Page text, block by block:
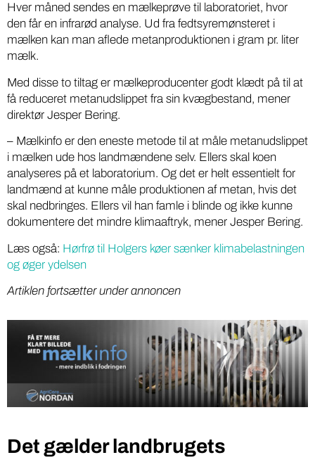
Hver måned sendes en mælkeprøve til laboratoriet, hvor
den får en infrarød analyse. Ud fra fedtsyremønsteret i
mælken kan man aflede metanproduktionen i gram pr. liter
mælk.
Med disse to tiltag er mælkeproducenter godt klædt på til at
få reduceret metanudslippet fra sin kvægbestand, mener
direktør Jesper Bering.
– Mælkinfo er den eneste metode til at måle metanudslippet
i mælken ude hos landmændene selv. Ellers skal koen
analyseres på et laboratorium. Og det er helt essentielt for
landmænd at kunne måle produktionen af metan, hvis det
skal nedbringes. Ellers vil han famle i blinde og ikke kunne
dokumentere det mindre klimaaftryk, mener Jesper Bering.
Læs også: Hørfrø til Holgers køer sænker klimabelastningen
og øger ydelsen
Artiklen fortsætter under annoncen
Det gælder landbrugets